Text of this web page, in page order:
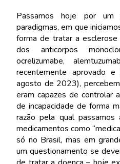
Passamos hoje por um
paradigmas, em que
forma de tratar a
dos anticorpos
ocrelizumabe,
recentemente aprovado
agosto de 2023),
eram capazes de controlar
de incapacidade de forma
razão pela qual
medicamentos como
só no Brasil, mas em
um questionamento se